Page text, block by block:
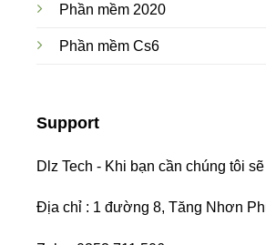
Phần mềm 2020
Phần mềm Cs6
Support
Dlz Tech - Khi bạn cần chúng tôi
Địa chỉ : 1 đường 8, Tăng Nhơn